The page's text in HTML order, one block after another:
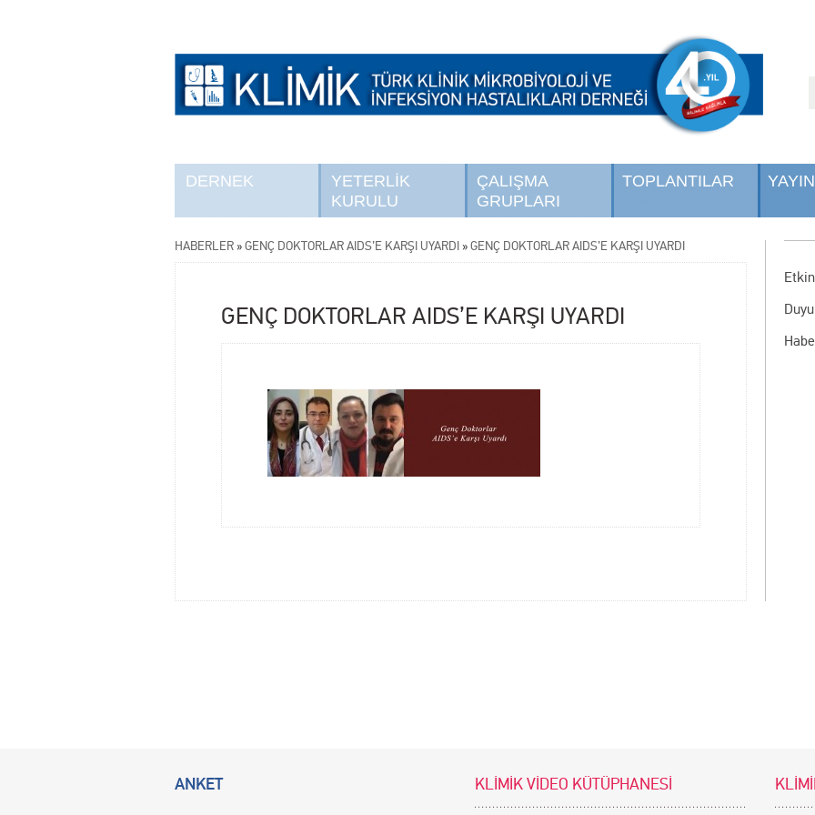
DERNEK
YETERLİK
KURULU
ÇALIŞMA
GRUPLARI
TOPLANTILAR
HABERLER »GENÇ DOKTORLAR AIDS’E KARŞI UYARDI »GENÇ DOKTORLAR AIDS’E KARŞI UYARDI
GENÇ DOKTORLAR AIDS’E KARŞI UYARDI
ANKET KLİMİK VİDEO KÜTÜPHANESİ